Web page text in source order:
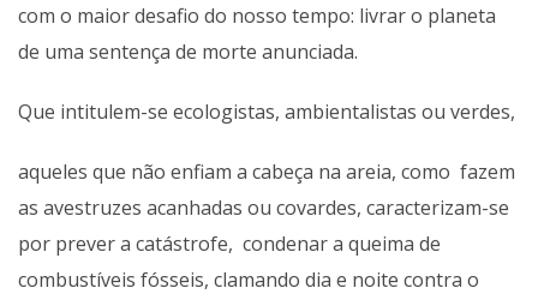
com o maior desafio do nosso tempo: livrar o planeta
de uma sentença de morte anunciada.
Que intitulem-se ecologistas, ambientalistas ou verdes,
aqueles que não enfiam a cabeça na areia, como fazem
as avestruzes acanhadas ou covardes, caracterizam-se
por prever a catástrofe, condenar a queima de
combustíveis fósseis, clamando dia e noite contra o